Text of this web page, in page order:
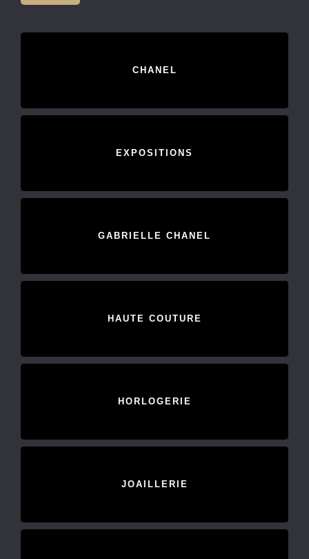
CHANEL
EXPOSITIONS
GABRIELLE CHANEL
HAUTE COUTURE
HORLOGERIE
JOAILLERIE